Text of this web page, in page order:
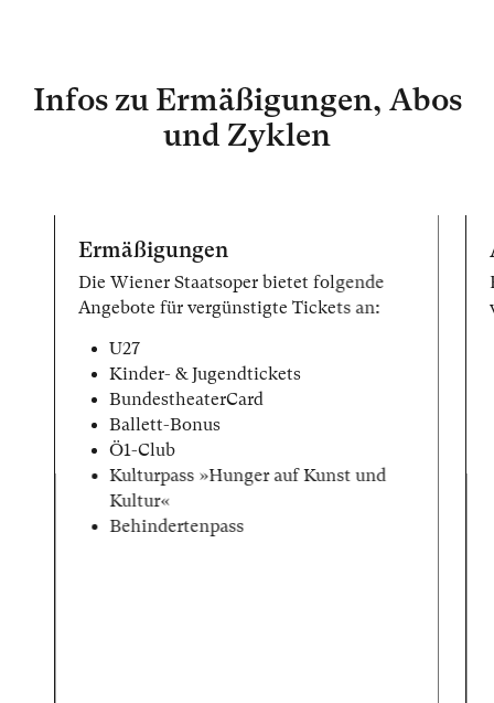
Infos zu Ermäßigungen, Abos
und Zyklen
Ermäßigungen
Die Wiener Staatsoper bietet folgende
Angebote für vergünstigte Tickets an:
U27
Kinder- & Jugendtickets
BundestheaterCard
Ballett-Bonus
Ö1-Club
Kulturpass »Hunger auf Kunst und
Kultur«
Behindertenpass